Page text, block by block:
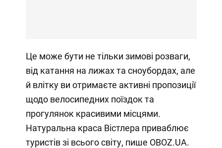
Це може бути не тільки зимові розваги,
від катання на лижах та сноубордах, але
й влітку ви отримаєте активні пропозиції
щодо велосипедних поїздок та
прогулянок красивими місцями.
Натуральна краса Вістлера приваблює
туристів зі всього світу, пише OBOZ.UA.